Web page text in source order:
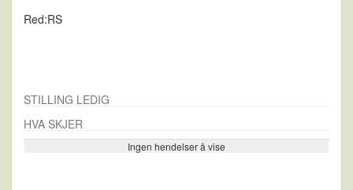
Red:RS
STILLING LEDIG
HVA SKJER
Ingen hendelser å vise
Se flere…